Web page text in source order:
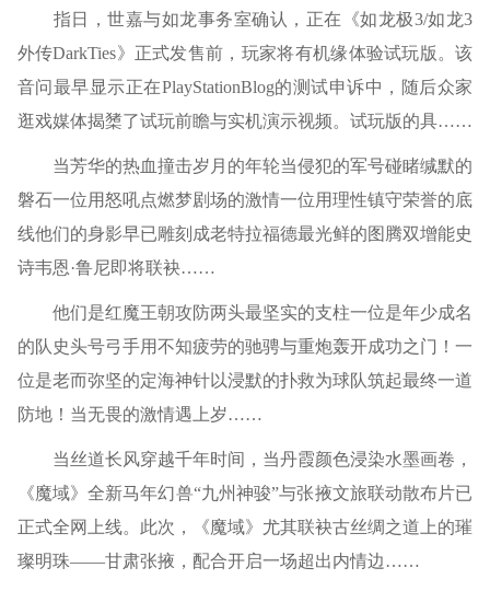
指日，世嘉与如龙事务室确认，正在《如龙极3/如龙3
外传DarkTies》正式发售前，玩家将有机缘体验试玩版。该
音问最早显示正在PlayStationBlog的测试申诉中，随后众家
逛戏媒体揭橥了试玩前瞻与实机演示视频。试玩版的具……
当芳华的热血撞击岁月的年轮当侵犯的军号碰睹缄默的
磐石一位用怒吼点燃梦剧场的激情一位用理性镇守荣誉的底
线他们的身影早已雕刻成老特拉福德最光鲜的图腾双增能史
诗韦恩·鲁尼即将联袂……
他们是红魔王朝攻防两头最坚实的支柱一位是年少成名
的队史头号弓手用不知疲劳的驰骋与重炮轰开成功之门！一
位是老而弥坚的定海神针以浸默的扑救为球队筑起最终一道
防地！当无畏的激情遇上岁……
当丝道长风穿越千年时间，当丹霞颜色浸染水墨画卷，
《魔域》全新马年幻兽“九州神骏”与张掖文旅联动散布片已
正式全网上线。此次，《魔域》尤其联袂古丝绸之道上的璀
璨明珠——甘肃张掖，配合开启一场超出内情边……